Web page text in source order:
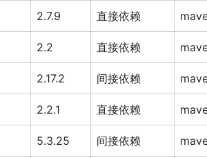
2.7.9 直接依赖
2.2 直接依赖
2.17.2 间接依赖
2.2.1 直接依赖
5.3.25 间接依赖